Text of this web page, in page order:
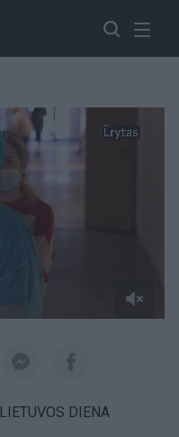
LIETUVOS DIENA